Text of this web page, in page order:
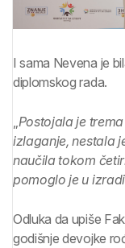
I sama Nevena je
diplomskog rada.
„Postojala je
izlaganje, nestala
naučila tokom
pomoglo je u
Odluka da upiše
godišnje devojke